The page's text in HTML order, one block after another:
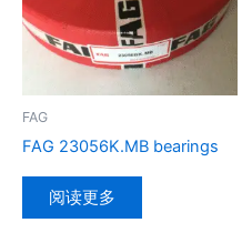
FAG
FAG 23056K.MB bearings
阅读更多